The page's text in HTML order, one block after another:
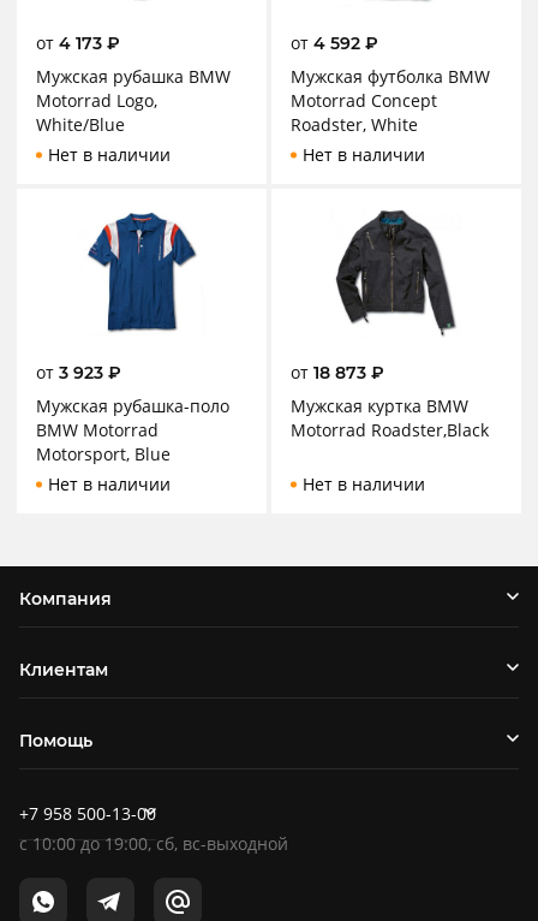
от 4 173 ₽
Мужская рубашка BMW
Motorrad Logo,
White/Blue
Нет в наличии
от 4 592 ₽
Мужская футболка BMW
Motorrad Concept
Roadster, White
Нет в наличии
от 3 923 ₽
Мужская рубашка-поло
BMW Motorrad
Motorsport, Blue
Нет в наличии
от 18 873 ₽
Мужская куртка BMW
Motorrad Roadster,Black
Нет в наличии
Компания
Клиентам
Помощь
+7 958 500-13-00
c10:00до19:00, сб, вс-выходной